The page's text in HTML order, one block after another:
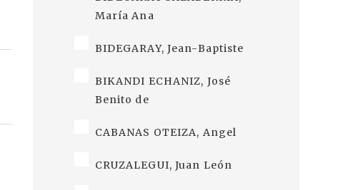
María Ana
BIDEGARAY, Jean-Baptiste
BIKANDI ECHANIZ, José
Benito de
CABANAS OTEIZA, Angel
CRUZALEGUI, Juan León